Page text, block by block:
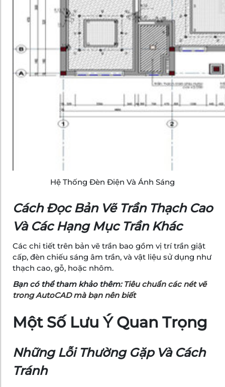
Hệ Thống Đèn Điện Và Ánh Sáng
Cách Đọc Bản Vẽ Trần Thạch Cao
Và Các Hạng Mục Trần Khác
Các chi tiết trên bản vẽ trần bao gồm vị trí trần giật
cấp, đèn chiếu sáng âm trần, và vật liệu sử dụng như
thạch cao, gỗ, hoặc nhôm.
Bạn có thể tham khảo thêm: Tiêu chuẩn các nét vẽ
trong AutoCAD mà bạn nên biết
Một Số Lưu Ý Quan Trọng
Những Lỗi Thường Gặp Và Cách
Tránh